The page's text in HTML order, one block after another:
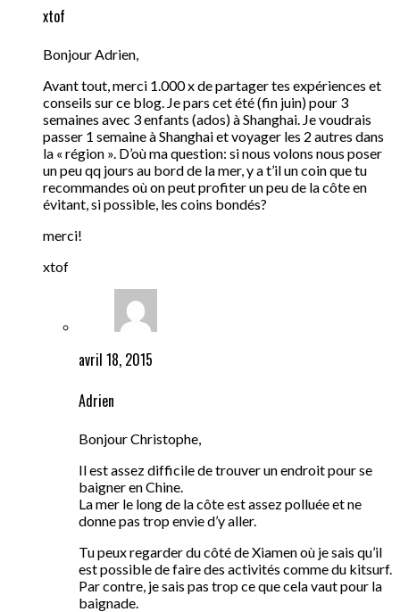
xtof
Bonjour Adrien,
Avant tout, merci 1.000 x de partager tes expériences et
conseils sur ce blog. Je pars cet été (fin juin) pour 3
semaines avec 3 enfants (ados) à Shanghai. Je voudrais
passer 1 semaine à Shanghai et voyager les 2 autres dans
la « région ». D’où ma question: si nous volons nous poser
un peu qq jours au bord de la mer, y a t’il un coin que tu
recommandes où on peut profiter un peu de la côte en
évitant, si possible, les coins bondés?
merci!
xtof
avril 18, 2015
Adrien
Bonjour Christophe,
Il est assez difficile de trouver un endroit pour se
baigner en Chine.
La mer le long de la côte est assez polluée et ne
donne pas trop envie d’y aller.
Tu peux regarder du côté de Xiamen où je sais qu’il
est possible de faire des activités comme du kitsurf.
Par contre, je sais pas trop ce que cela vaut pour la
baignade.